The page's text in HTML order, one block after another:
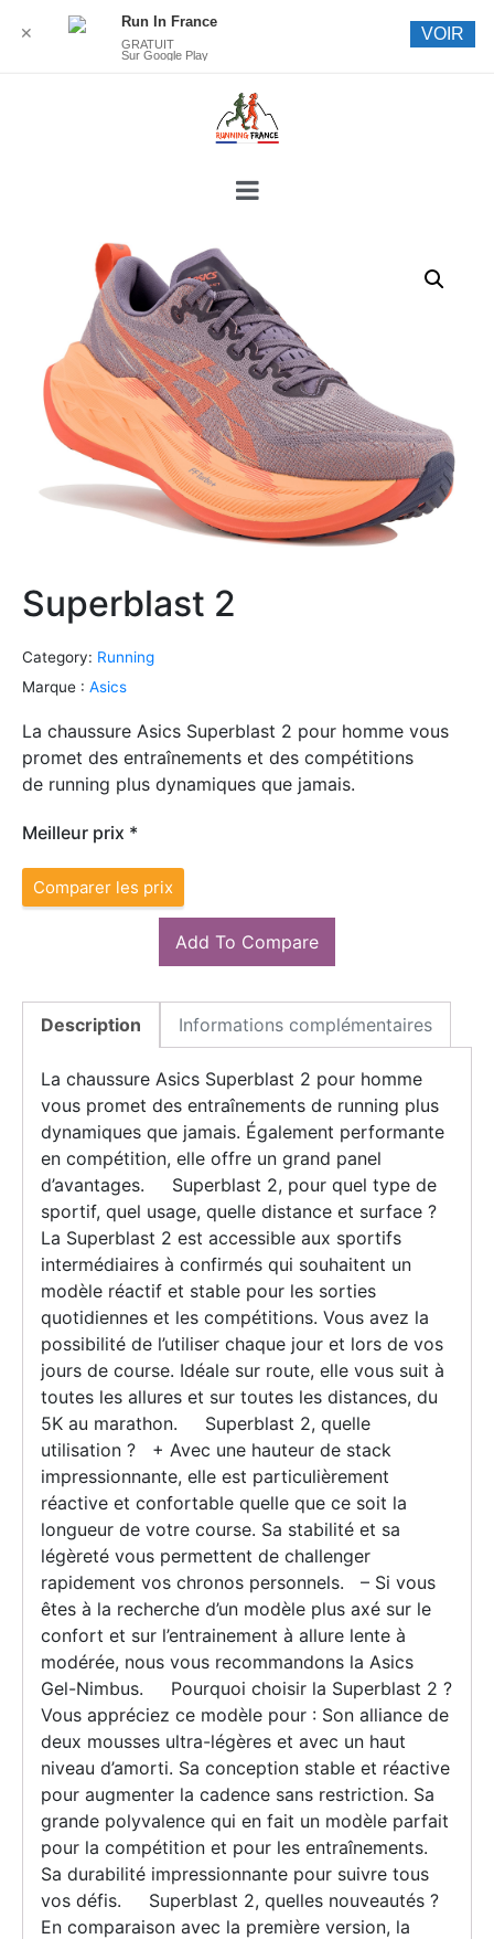
Superblast 2
Category: Running
Marque : Asics
La chaussure Asics Superblast 2 pour homme vous
promet des entraînements et des compétitions
de running plus dynamiques que jamais.
Meilleur prix *
Comparer les prix
Add To Compare
Description Informations complémentaires
La chaussure Asics Superblast 2 pour homme
vous promet des entraînements de running plus
dynamiques que jamais. Également performante
en compétition, elle offre un grand panel
d’avantages. Superblast 2, pour quel type de
sportif, quel usage, quelle distance et surface ?
La Superblast 2 est accessible aux sportifs
intermédiaires à confirmés qui souhaitent un
modèle réactif et stable pour les sorties
quotidiennes et les compétitions. Vous avez la
possibilité de l’utiliser chaque jour et lors de vos
jours de course. Idéale sur route, elle vous suit à
toutes les allures et sur toutes les distances, du
5K au marathon. Superblast 2, quelle
utilisation ? + Avec une hauteur de stack
impressionnante, elle est particulièrement
réactive et confortable quelle que ce soit la
longueur de votre course. Sa stabilité et sa
légèreté vous permettent de challenger
rapidement vos chronos personnels. – Si vous
êtes à la recherche d’un modèle plus axé sur le
confort et sur l’entrainement à allure lente à
modérée, nous vous recommandons la Asics
Gel-Nimbus. Pourquoi choisir la Superblast 2 ?
Vous appréciez ce modèle pour : Son alliance de
deux mousses ultra-légères et avec un haut
niveau d’amorti. Sa conception stable et réactive
pour augmenter la cadence sans restriction. Sa
grande polyvalence qui en fait un modèle parfait
pour la compétition et pour les entraînements.
Sa durabilité impressionnante pour suivre tous
vos défis. Superblast 2, quelles nouveautés ?
En comparaison avec la première version, la
✕
Run In France
GRATUIT
Sur Google Play
VOIR